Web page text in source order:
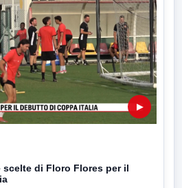
▶
scelte di Floro Flores per il